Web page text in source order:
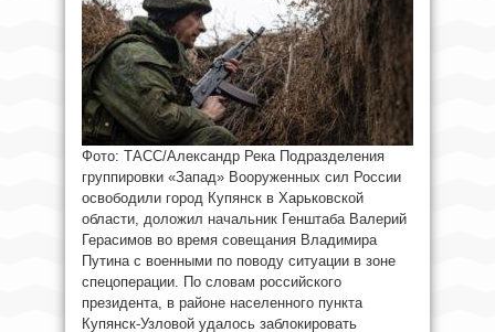
Фото: ТАСС/Александр Река Подразделения
группировки «Запад» Вооруженных сил России
освободили город Купянск в Харьковской
области, доложил начальник Генштаба Валерий
Герасимов во время совещания Владимира
Путина с военными по поводу ситуации в зоне
спецоперации. По словам российского
президента, в районе населенного пункта
Купянск-Узловой удалось заблокировать